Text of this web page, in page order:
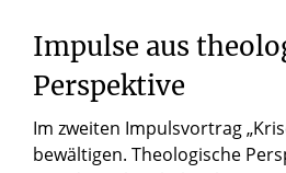
Impulse aus
Perspektive
Im zweiten Impulsvortrag
bewältigen. Theologische